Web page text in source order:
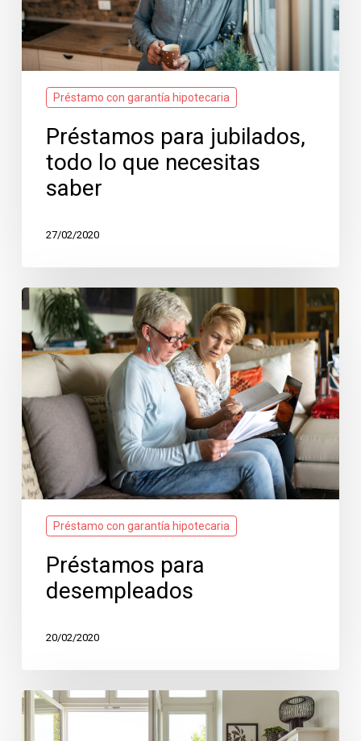
Préstamo con garantía hipotecaria
Préstamos para jubilados,
todo lo que necesitas
saber
27/02/2020
Préstamos
para
desempleados
Préstamo con garantía hipotecaria
Préstamos para
desempleados
20/02/2020
¿Cómo
saber